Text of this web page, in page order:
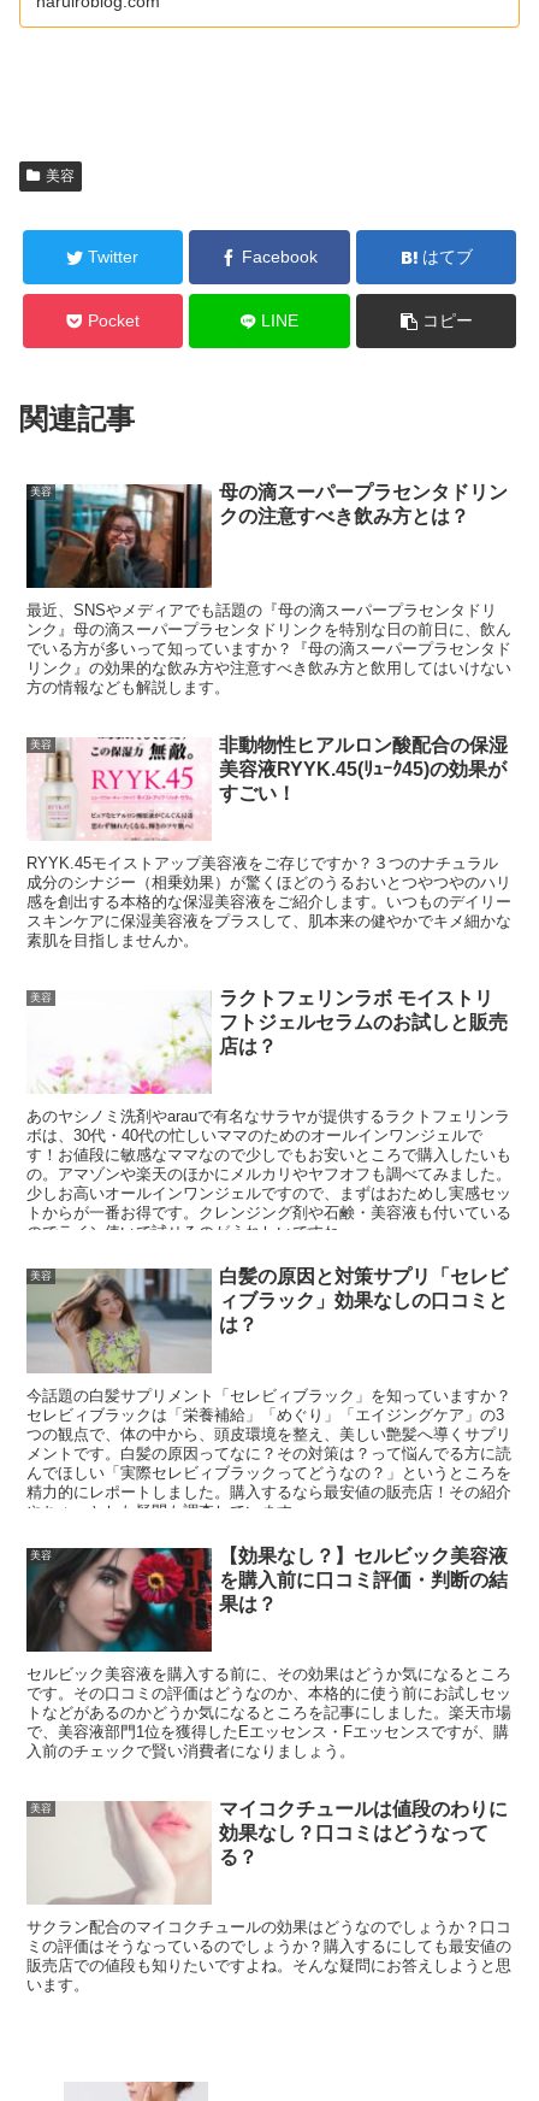
美容
Twitter Facebook はてブ
Pocket LINE コピー
関連記事
美容
母の滴スーパープラセンタドリン
クの注意すべき飲み方とは？
最近、SNSやメディアでも話題の『母の滴スーパープラセンタドリ
ンク』母の滴スーパープラセンタドリンクを特別な日の前日に、飲ん
でいる方が多いって知っていますか？『母の滴スーパープラセンタド
リンク』の効果的な飲み方や注意すべき飲み方と飲用してはいけない
方の情報なども解説します。
美容
非動物性ヒアルロン酸配合の保湿
美容液RYYK.45(ﾘｭｰｸ45)の効果が
すごい！
RYYK.45モイストアップ美容液をご存じですか？３つのナチュラル
成分のシナジー（相乗効果）が驚くほどのうるおいとつやつやのハリ
感を創出する本格的な保湿美容液をご紹介します。いつものデイリー
スキンケアに保湿美容液をプラスして、肌本来の健やかでキメ細かな
素肌を目指しませんか。
美容
ラクトフェリンラボ モイストリ
フトジェルセラムのお試しと販売
店は？
あのヤシノミ洗剤やarauで有名なサラヤが提供するラクトフェリンラ
ボは、30代・40代の忙しいママのためのオールインワンジェルで
す！お値段に敏感なママなので少しでもお安いところで購入したいも
の。アマゾンや楽天のほかにメルカリやヤフオフも調べてみました。
少しお高いオールインワンジェルですので、まずはおためし実感セッ
トからが一番お得です。クレンジング剤や石鹸・美容液も付いている
のでライン使いで試せるのがうれしいですね。
美容
白髪の原因と対策サプリ「セレビ
ィブラック」効果なしの口コミと
は？
今話題の白髪サプリメント「セレビィブラック」を知っていますか？
セレビィブラックは「栄養補給」「めぐり」「エイジングケア」の3
つの観点で、体の中から、頭皮環境を整え、美しい艶髪へ導くサプリ
メントです。白髪の原因ってなに？その対策は？って悩んでる方に読
んでほしい「実際セレビィブラックってどうなの？」というところを
精力的にレポートしました。購入するなら最安値の販売店！その紹介
やちょっとした疑問も調査しています
美容
【効果なし？】セルビック美容液
を購入前に口コミ評価・判断の結
果は？
セルビック美容液を購入する前に、その効果はどうか気になるところ
です。その口コミの評価はどうなのか、本格的に使う前にお試しセッ
トなどがあるのかどうか気になるところを記事にしました。楽天市場
で、美容液部門1位を獲得したEエッセンス・Fエッセンスですが、購
入前のチェックで賢い消費者になりましょう。
美容
マイコクチュールは値段のわりに
効果なし？口コミはどうなって
る？
サクラン配合のマイコクチュールの効果はどうなのでしょうか？口コ
ミの評価はそうなっているのでしょうか？購入するにしても最安値の
販売店での値段も知りたいですよね。そんな疑問にお答えしようと思
います。